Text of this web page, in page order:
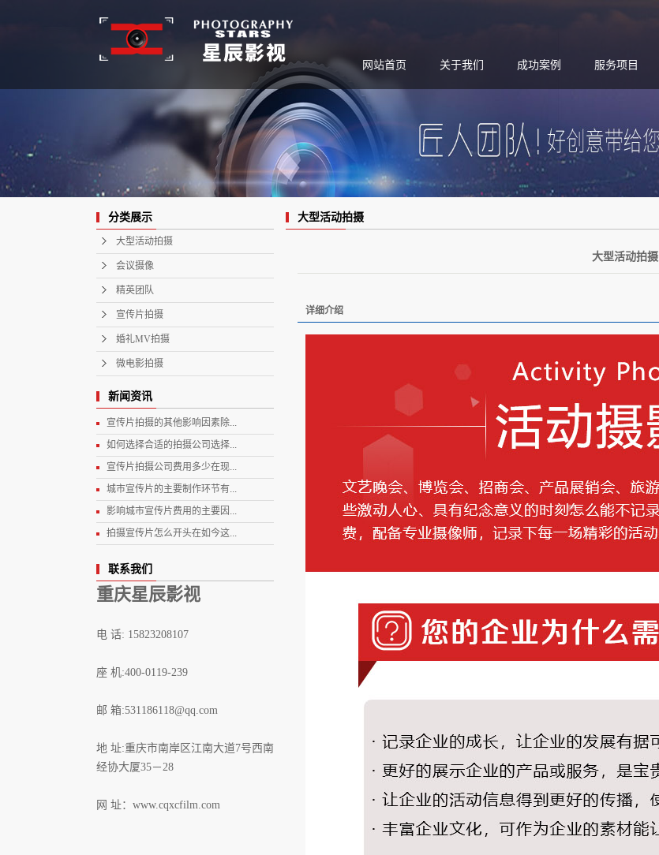
网站首页 关于我们 成功案例 服务项目
分类展示
大型活动拍摄
会议摄像
精英团队
宣传片拍摄
婚礼MV拍摄
微电影拍摄
新闻资讯
宣传片拍摄的其他影响因素除...
如何选择合适的拍摄公司选择...
宣传片拍摄公司费用多少在现...
城市宣传片的主要制作环节有...
影响城市宣传片费用的主要因...
拍摄宣传片怎么开头在如今这...
联系我们
重庆星辰影视
电 话: 15823208107
座 机:400-0119-239
邮 箱:531186118@qq.com
地 址:重庆市南岸区江南大道7号西南
经协大厦35－28
网 址： www.cqxcfilm.com
大型活动拍摄
大型活动拍摄
详细介绍